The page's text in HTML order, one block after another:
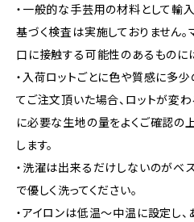
・一般的な手芸用の材料として輸
基づく検査は実施しておりません
口に接触する可能性のあるものに
・入荷ロットごとに色や質感に多
てご注文頂いた場合、ロットが変
に必要な生地の量をよくご確認の
します。
・洗濯は出来るだけしないのがベ
で優しく洗ってください。
・アイロンは低温〜中温に設定し、